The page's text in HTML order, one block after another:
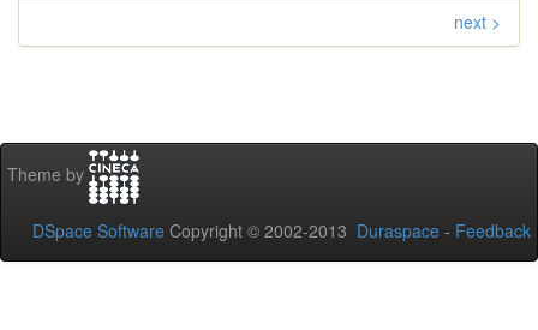
next >
Theme by
DSpace Software Copyright © 2002-2013 Duraspace - Feedback